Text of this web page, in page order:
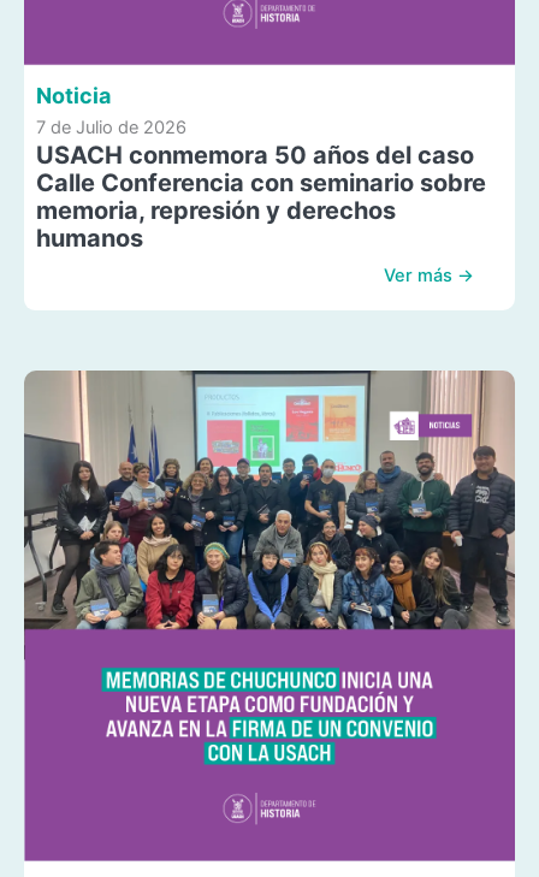
Noticia
7 de Julio de 2026
USACH conmemora 50 años del caso
Calle Conferencia con seminario sobre
memoria, represión y derechos
humanos
Ver más →